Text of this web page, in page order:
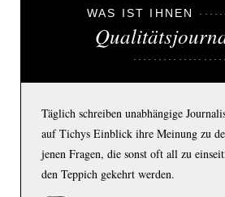
WAS IST IHNEN
Täglich schreiben unabhängige
auf Tichys Einblick ihre Meinung zu
jenen Fragen, die sonst oft all zu
den Teppich gekehrt werden.